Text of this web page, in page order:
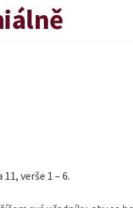
verše 1 – 6.